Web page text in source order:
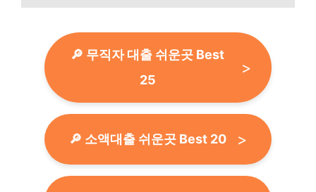
🔎 무직자 대출 쉬운곳 Best
25
🔎 소액대출 쉬운곳 Best 20